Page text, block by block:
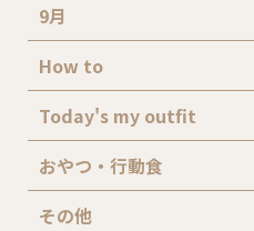
9月
How to
Today's my outfit
おやつ・行動食
その他